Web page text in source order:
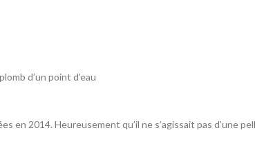
d’un point d’eau
en 2014. Heureusement qu’il ne s’agissait pas d’une